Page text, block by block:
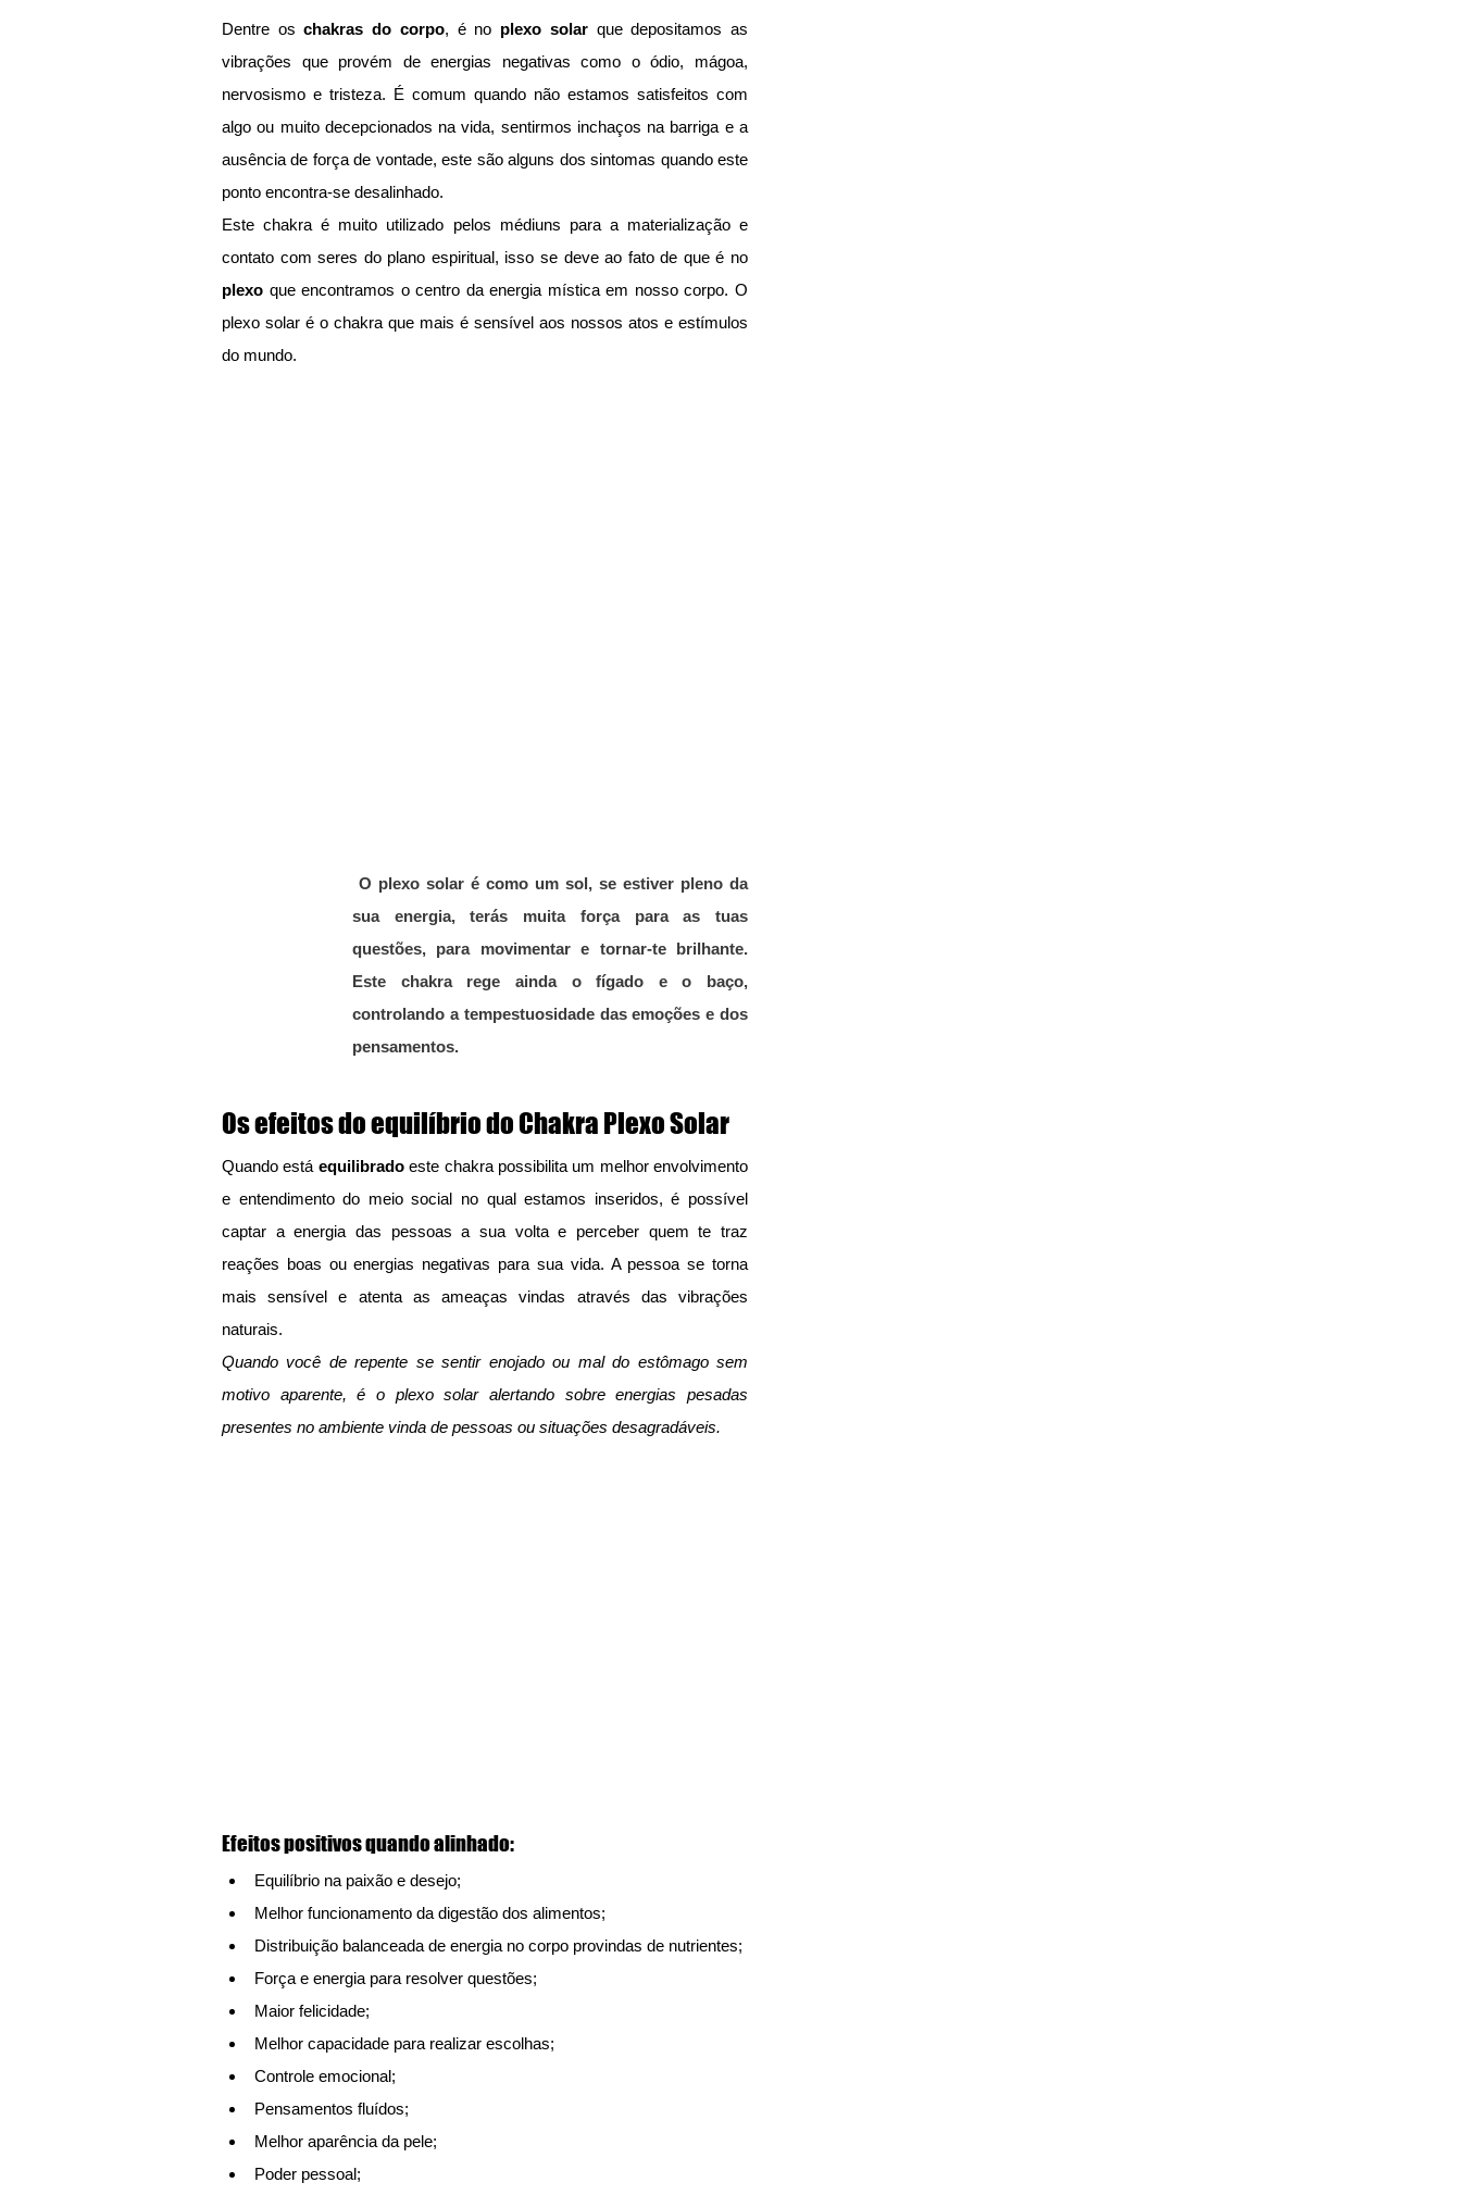
Dentre os chakras do corpo, é no plexo solar que depositamos as
vibrações que provém de energias negativas como o ódio, mágoa,
nervosismo e tristeza. É comum quando não estamos satisfeitos com
algo ou muito decepcionados na vida, sentirmos inchaços na barriga e a
ausência de força de vontade, este são alguns dos sintomas quando este
ponto encontra-se desalinhado.
Este chakra é muito utilizado pelos médiuns para a materialização e
plexo que encontramos o centro da energia mística em nosso corpo. O
plexo solar é o chakra que mais é sensível aos nossos atos e estímulos
do mundo.
sua energia, terás muita força para as tuas
questões, para movimentar e tornar-te brilhante.
Este chakra rege ainda o fígado e o baço,
controlando a tempestuosidade das emoções e dos
pensamentos.
Os efeitos do equilíbrio do Chakra Plexo Solar
Quando está equilibrado este chakra possibilita um melhor envolvimento
e entendimento do meio social no qual estamos inseridos, é possível
captar a energia das pessoas a sua volta e perceber quem te traz
reações boas ou energias negativas para sua vida. A pessoa se torna
mais sensível e atenta as ameaças vindas através das vibrações
naturais.
Quando você de repente se sentir enojado ou mal do estômago sem
motivo aparente, é o plexo solar alertando sobre energias pesadas
presentes no ambiente vinda de pessoas ou situações desagradáveis.
Efeitos positivos quando alinhado:
Equilíbrio na paixão e desejo;
Melhor funcionamento da digestão dos alimentos;
Distribuição balanceada de energia no corpo provindas de nutrientes;
Força e energia para resolver questões;
Maior felicidade;
Melhor capacidade para realizar escolhas;
Controle emocional;
Pensamentos fluídos;
Melhor aparência da pele;
Poder pessoal;